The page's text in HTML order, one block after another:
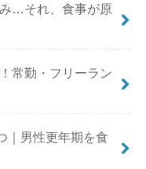
…それ、食事が原
常勤・フリーラン
｜男性更年期を食